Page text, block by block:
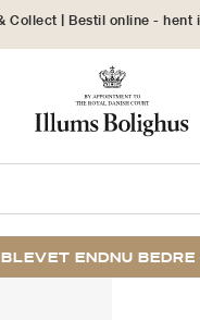
30 dages returret
ENDNU BEDRE